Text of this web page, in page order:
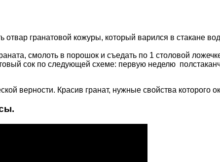
отвар гранатовой кожуры, который варился в стакане
смолоть в порошок и съедать по 1 столовой
сок по следующей схеме: первую неделю
верности. Красив гранат, нужные свойства которого